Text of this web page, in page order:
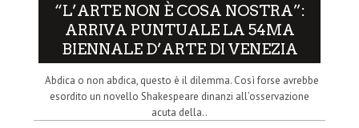
“L’ARTE NON È COSA NOSTRA”:
ARRIVA PUNTUALE LA 54MA
BIENNALE D’ARTE DI VENEZIA
Abdica o non abdica, questo è il dilemma. Così forse avrebbe
esordito un novello Shakespeare dinanzi all’osservazione
acuta della..